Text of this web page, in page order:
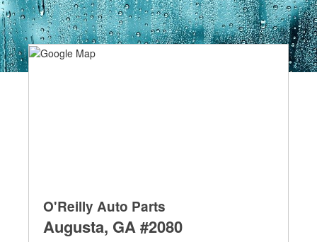
O'Reilly Auto Parts
Augusta, GA #2080